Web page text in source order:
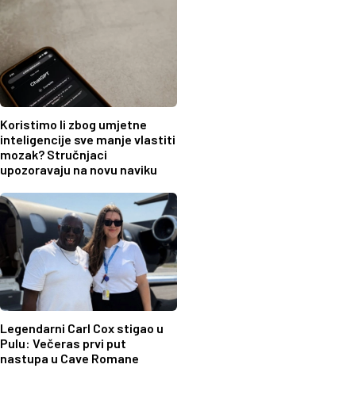
Koristimo li zbog umjetne
inteligencije sve manje vlastiti
mozak? Stručnjaci
upozoravaju na novu naviku
Legendarni Carl Cox stigao u
Pulu: Večeras prvi put
nastupa u Cave Romane